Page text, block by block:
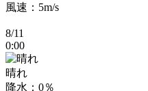
風速：5m/s
8/11
0:00
晴れ
降水：0％